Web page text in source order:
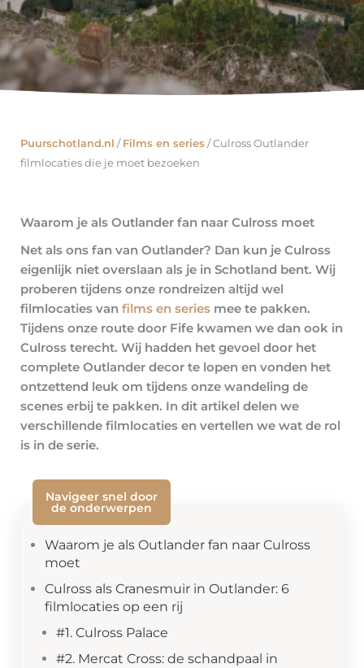
Puurschotland.nl /Films en series/Culross Outlander
filmlocaties die je moet bezoeken
Waarom je als Outlander fan naar Culross moet
Net als ons fan van Outlander? Dan kun je Culross
eigenlijk niet overslaan als je in Schotland bent. Wij
proberen tijdens onze rondreizen altijd wel
filmlocaties van films en series mee te pakken.
Tijdens onze route door Fife kwamen we dan ook in
Culross terecht. Wij hadden het gevoel door het
complete Outlander decor te lopen en vonden het
ontzettend leuk om tijdens onze wandeling de
scenes erbij te pakken. In dit artikel delen we
verschillende filmlocaties en vertellen we wat de rol
is in de serie.
Navigeer snel door
de onderwerpen
Waarom je als Outlander fan naar Culross
moet
Culross als Cranesmuir in Outlander: 6
filmlocaties op een rij
#1. Culross Palace
#2. Mercat Cross: de schandpaal in